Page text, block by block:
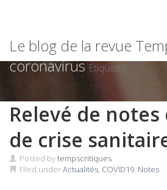
content
Le blog de la revue
coronavirusÉtiquette
Relevé de
de crise
Posted bytempscritiques
Filed underActualités, COVID19, Notes